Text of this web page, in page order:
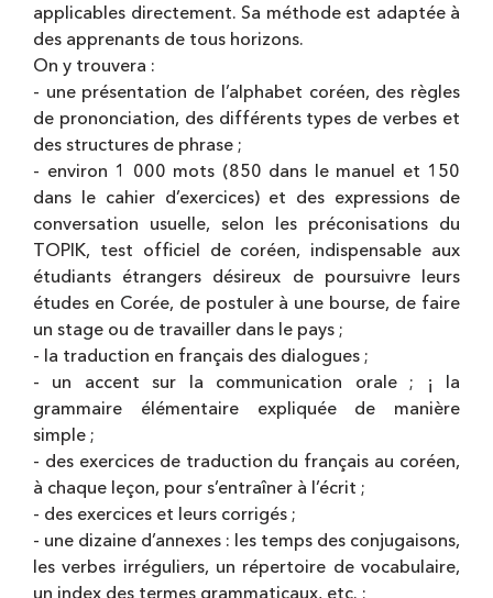
applicables directement. Sa méthode est adaptée à
des apprenants de tous horizons.
On y trouvera :
- une présentation de l’alphabet coréen, des règles
de prononciation, des différents types de verbes et
des structures de phrase ;
- environ 1 000 mots (850 dans le manuel et 150
dans le cahier d’exercices) et des expressions de
conversation usuelle, selon les préconisations du
TOPIK, test officiel de coréen, indispensable aux
étudiants étrangers désireux de poursuivre leurs
études en Corée, de postuler à une bourse, de faire
un stage ou de travailler dans le pays ;
- la traduction en français des dialogues ;
- un accent sur la communication orale ; ¡ la
grammaire élémentaire expliquée de manière
simple ;
- des exercices de traduction du français au coréen,
à chaque leçon, pour s’entraîner à l’écrit ;
- des exercices et leurs corrigés ;
- une dizaine d’annexes : les temps des conjugaisons,
les verbes irréguliers, un répertoire de vocabulaire,
un index des termes grammaticaux, etc. ;